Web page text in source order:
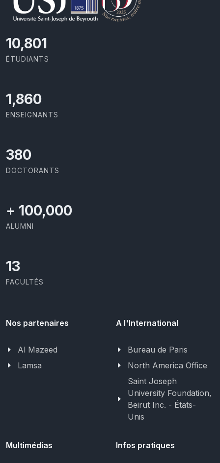
11,727
ÉTUDIANTS
2,086
ENSEIGNANTS
426
DOCTORANTS
+ 100,000
ALUMNI
13
FACULTÉS
Nos partenaires
Al Mazeed
Lamsa
A l'International
Bureau de Paris
North America Office
Saint Joseph
University Foundation,
Beirut Inc. - États-
Unis
Multimédias Infos pratiques